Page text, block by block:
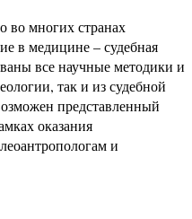
во многих странах
в медицине – судебная
все научные методики и
так и из судебной
представленный
оказания
и